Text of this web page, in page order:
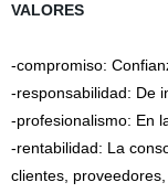
VALORES
-compromiso:
-responsabilidad: De
-profesionalismo: En
-rentabilidad: La
clientes,